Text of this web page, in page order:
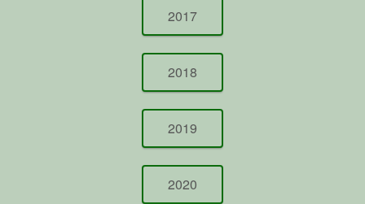
2017
2018
2019
2020